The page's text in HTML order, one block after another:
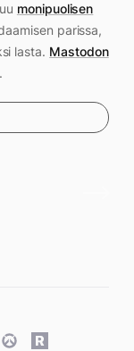
monipuolisen
parissa,
lasta. Mastodon
Overwatch
Rawg.io